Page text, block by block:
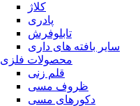
کلاژ
پادری
تابلوفرش
سایر بافته های داری
محصولات فلزی
قلم زنی
ظروف مسی
دکورهای مسی